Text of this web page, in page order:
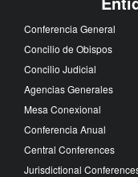
Conferencia General
Concilio de Obispos
Concilio Judicial
Agencias Generales
Mesa Conexional
Conferencia Anual
Central Conferences
Jurisdictional